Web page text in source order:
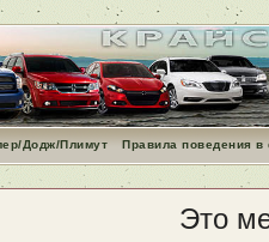
Додж/Плимут Правила поведения
Это